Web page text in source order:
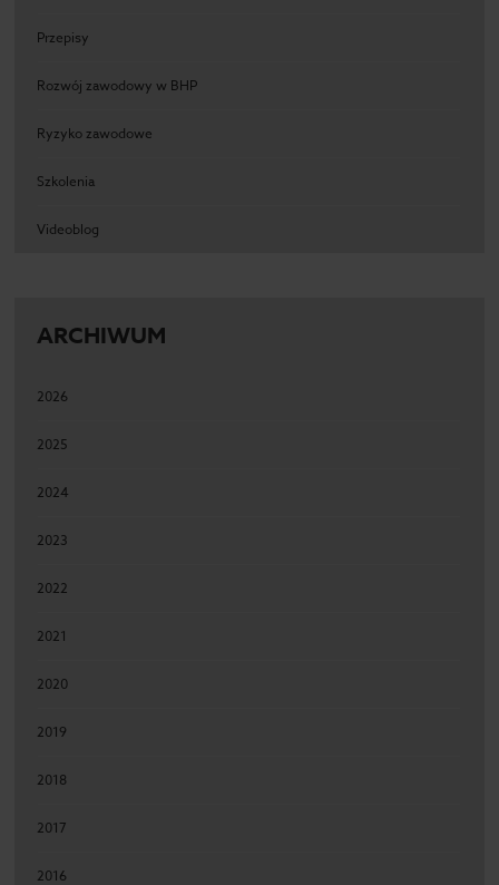
Przepisy
Rozwój zawodowy w BHP
Ryzyko zawodowe
Szkolenia
Videoblog
ARCHIWUM
2026
2025
2024
2023
2022
2021
2020
2019
2018
2017
2016